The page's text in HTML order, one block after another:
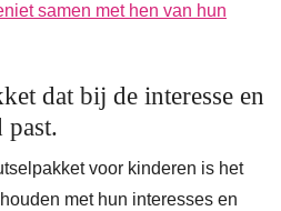
samen met hen van hun
dat bij de interesse en
voor kinderen is het
met hun interesses en